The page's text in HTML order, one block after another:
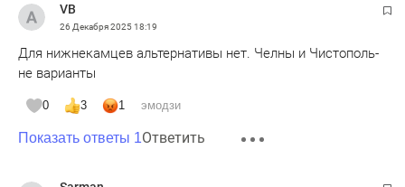
VB
26 Декабря 202518:19
Для нижнекамцев альтернативы нет. Челны и Чистополь-
не варианты
0 3 1 эмодзи
Показать ответы 1Ответить